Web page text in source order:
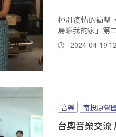
揮別疫情的衝擊
島嶼我的家」第
2024-04-19
音樂 南投原聲
台奧音樂交流